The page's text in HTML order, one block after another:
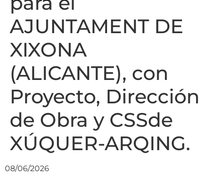
AJUNTAMENT DE
XIXONA
(ALICANTE), con
Proyecto, Dirección
de Obra y CSSde
XÚQUER-ARQING.
08/06/2026